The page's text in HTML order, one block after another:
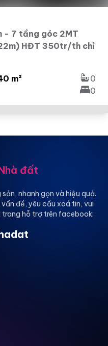
- 7 tầng góc 2MT
HĐT 350tr/th chỉ
m²
0
0
đất
nhanh gọn và hiệu quả.
đề, yêu cầu xoá tin, vui
hỗ trợ trên facebook: